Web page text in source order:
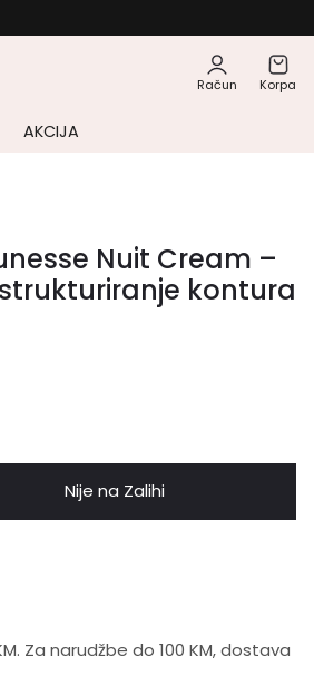
Račun Korpa
AKCIJA
Nuit Cream –
kontura
Nije na Zalihi
Za narudžbe do 100 KM, dostava